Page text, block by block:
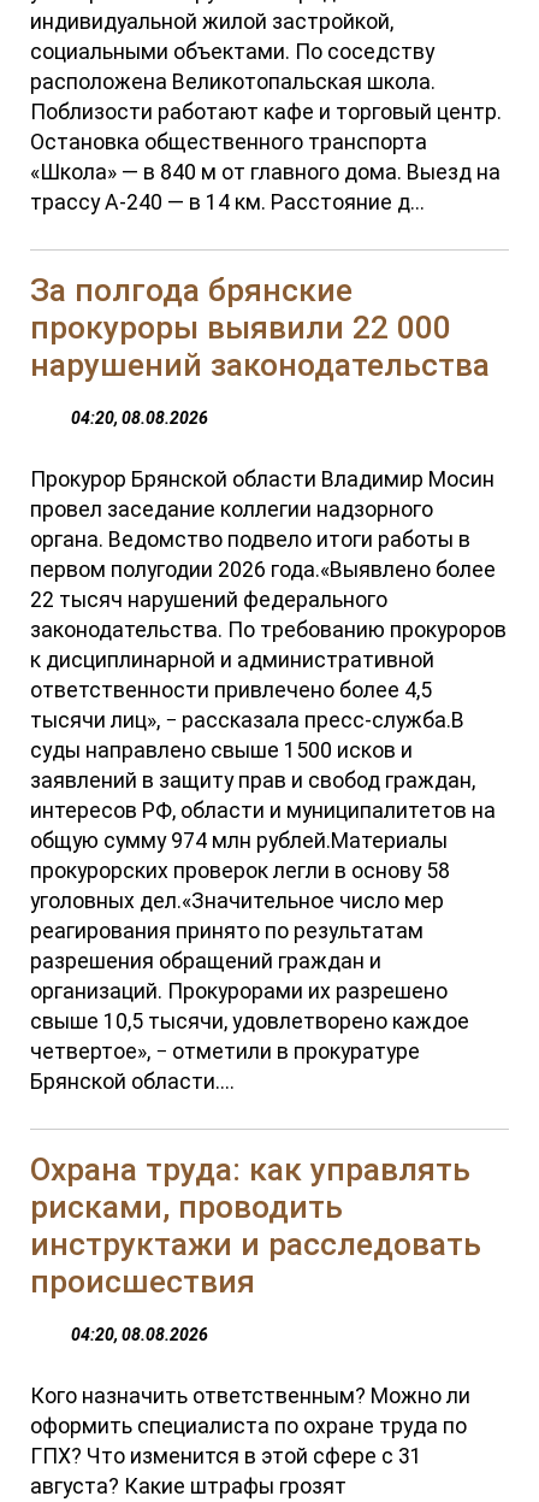
индивидуальной жилой застройкой,
социальными объектами. По соседству
расположена Великотопальская школа.
Поблизости работают кафе и торговый центр.
Остановка общественного транспорта
«Школа» — в 840 м от главного дома. Выезд на
трассу А-240 — в 14 км. Расстояние д...
За полгода брянские
прокуроры выявили 22 000
нарушений законодательства
04:20, 08.08.2026
Прокурор Брянской области Владимир Мосин
провел заседание коллегии надзорного
органа. Ведомство подвело итоги работы в
первом полугодии 2026 года.«Выявлено более
22 тысяч нарушений федерального
законодательства. По требованию прокуроров
к дисциплинарной и административной
ответственности привлечено более 4,5
тысячи лиц», − рассказала пресс-служба.В
суды направлено свыше 1500 исков и
заявлений в защиту прав и свобод граждан,
интересов РФ, области и муниципалитетов на
общую сумму 974 млн рублей.Материалы
прокурорских проверок легли в основу 58
уголовных дел.«Значительное число мер
реагирования принято по результатам
разрешения обращений граждан и
организаций. Прокурорами их разрешено
свыше 10,5 тысячи, удовлетворено каждое
четвертое», − отметили в прокуратуре
Брянской области....
Охрана труда: как управлять
рисками, проводить
инструктажи и расследовать
происшествия
04:20, 08.08.2026
Кого назначить ответственным? Можно ли
оформить специалиста по охране труда по
ГПХ? Что изменится в этой сфере с 31
августа? Какие штрафы грозят